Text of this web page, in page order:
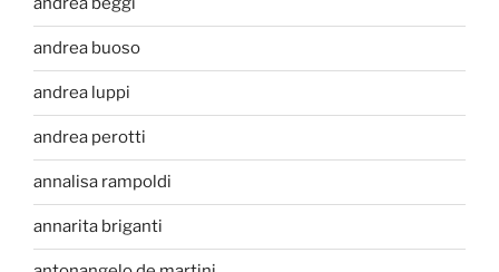
andrea buoso
andrea luppi
andrea perotti
annalisa rampoldi
annarita briganti